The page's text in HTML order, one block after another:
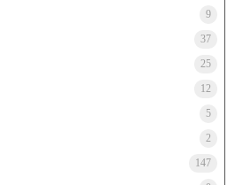
9
37
25
12
5
2
147